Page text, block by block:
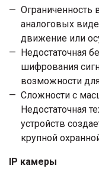
Ограниченность
аналоговых
движение или
Недостаточная
шифрования
возможности
Сложности с
Недостаточная
устройств
крупной
IP камеры